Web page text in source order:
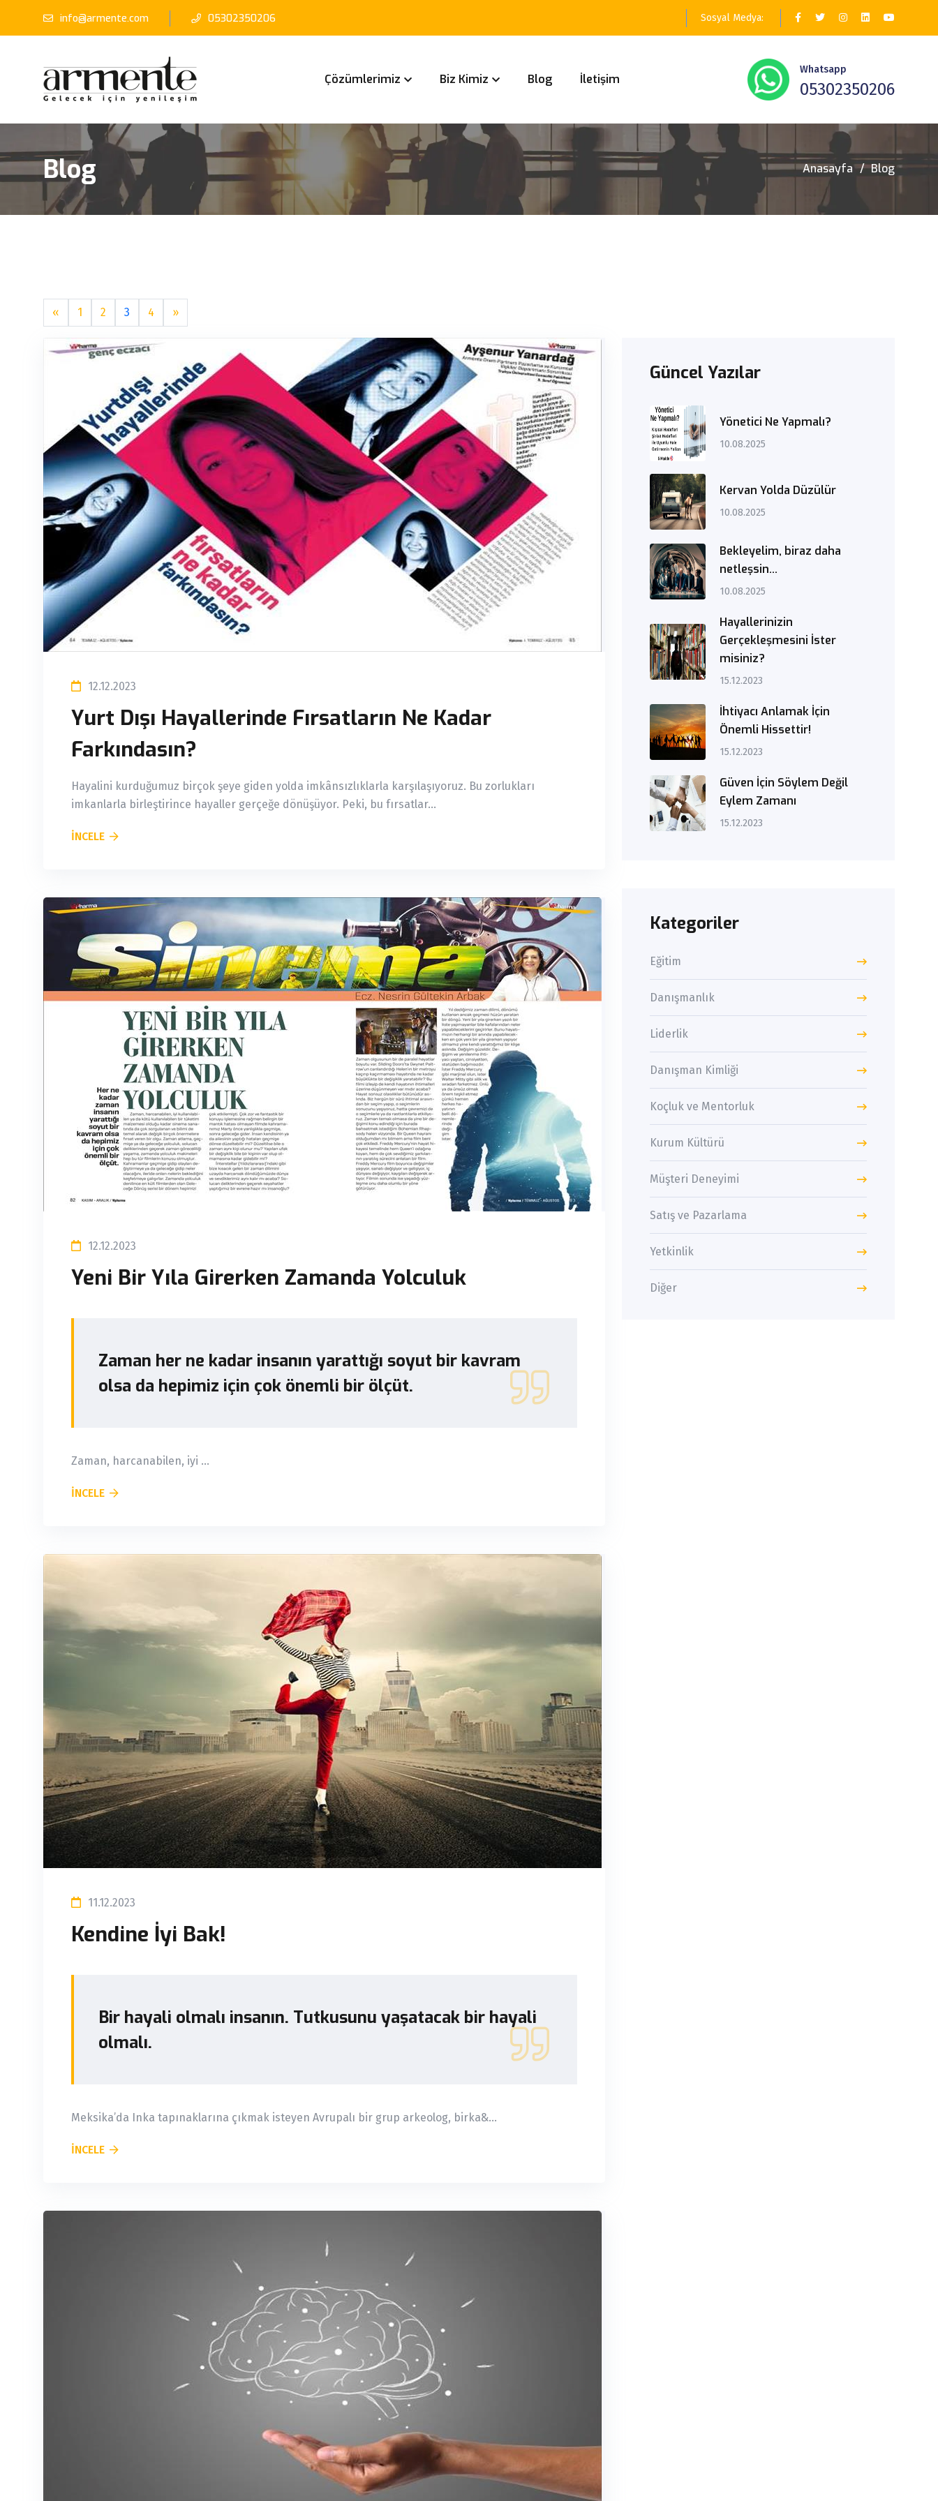
info@armente.com 05302350206 Sosyal Medya:
Çözümlerimiz Biz Kimiz Blog İletişim
Whatsapp
05302350206
Blog Anasayfa Blog
« 1 2 3 4 »
12.12.2023
Yurt Dışı Hayallerinde Fırsatların Ne Kadar
Farkındasın?
Hayalini kurduğumuz birçok şeye giden yolda imkânsızlıklarla karşılaşıyoruz. Bu zorlukları
imkanlarla birleştirince hayaller gerçeğe dönüşüyor. Peki, bu fırsatlar...
İNCELE
12.12.2023
Yeni Bir Yıla Girerken Zamanda Yolculuk
Zaman her ne kadar insanın yarattığı soyut bir kavram
olsa da hepimiz için çok önemli bir ölçüt.
Zaman, harcanabilen, iyi ...
İNCELE
11.12.2023
Kendine İyi Bak!
Bir hayali olmalı insanın. Tutkusunu yaşatacak bir hayali
olmalı.
Meksika’da Inka tapınaklarına çıkmak isteyen Avrupalı bir grup arkeolog, birka&...
İNCELE
Güncel Yazılar
Yönetici Ne Yapmalı?
10.08.2025
Kervan Yolda Düzülür
10.08.2025
Bekleyelim, biraz daha
netleşsin...
10.08.2025
Hayallerinizin
Gerçekleşmesini İster
misiniz?
15.12.2023
İhtiyacı Anlamak İçin
Önemli Hissettir!
15.12.2023
Güven İçin Söylem Değil
Eylem Zamanı
15.12.2023
Kategoriler
Eğitim
Danışmanlık
Liderlik
Danışman Kimliği
Koçluk ve Mentorluk
Kurum Kültürü
Müşteri Deneyimi
Satış ve Pazarlama
Yetkinlik
Diğer